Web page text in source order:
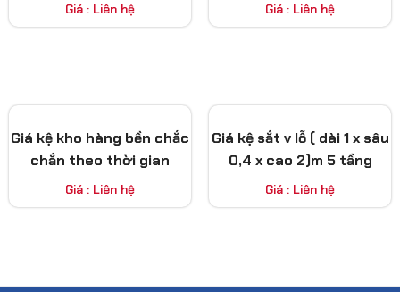
Giá : Liên hệ Giá : Liên hệ
Giá kệ kho hàng bền chắc
chắn theo thời gian
Giá : Liên hệ
Giá kệ sắt v lỗ ( dài 1 x sâu
0,4 x cao 2)m 5 tầng
Giá : Liên hệ